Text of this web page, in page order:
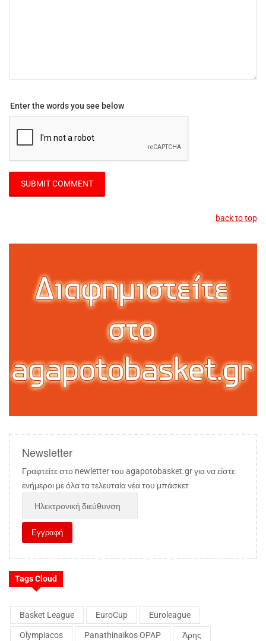
Enter the words you see below
back to top
Newsletter
Γραφτείτε στο newletter του agapotobasket.gr για να είστε
ενήμεροι με όλα τα τελευταία νέα του μπάσκετ
Tags Cloud
Basket League EuroCup Euroleague
Olympiacos Panathinaikos OPAP Άρης